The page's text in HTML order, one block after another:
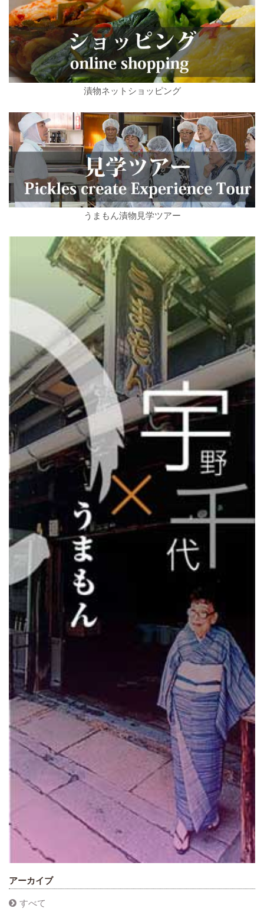
漬物ネットショッピング
うまもん漬物見学ツアー
アーカイブ
すべて